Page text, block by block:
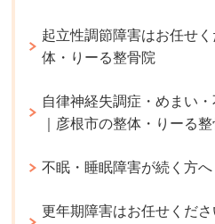
起立性調節障害はお任せ
体・りーる整骨院
自律神経失調症・めまい
｜彦根市の整体・りーる
不眠・睡眠障害が続く方
更年期障害はお任せくだ